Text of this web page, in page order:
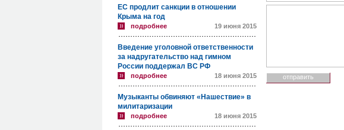
ЕС продлит санкции в отношении
Крыма на год
подробнее 19 июня 2015
Введение уголовной ответственности
за надругательство над гимном
России поддержал ВС РФ
подробнее 18 июня 2015
Музыканты обвиняют «Нашествие» в
милитаризации
подробнее 18 июня 2015